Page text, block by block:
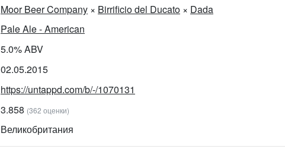
Moor Beer Company × Birrificio del Ducato × Dada
Pale Ale - American
5.0% ABV
02.05.2015
https://untappd.com/b/-/1070131
3.858 (362 оценки)
Великобритания